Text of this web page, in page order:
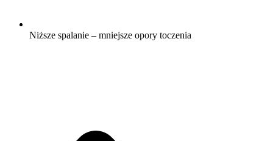
Niższe spalanie – mniejsze opory toczenia